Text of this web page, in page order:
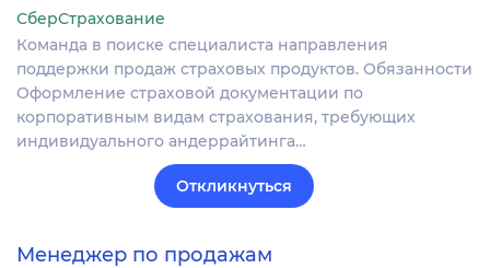
СберСтрахование
Команда в поиске специалиста направления
поддержки продаж страховых продуктов. Обязанности
Оформление страховой документации по
корпоративным видам страхования, требующих
индивидуального андеррайтинга…
Откликнуться
Менеджер по продажам